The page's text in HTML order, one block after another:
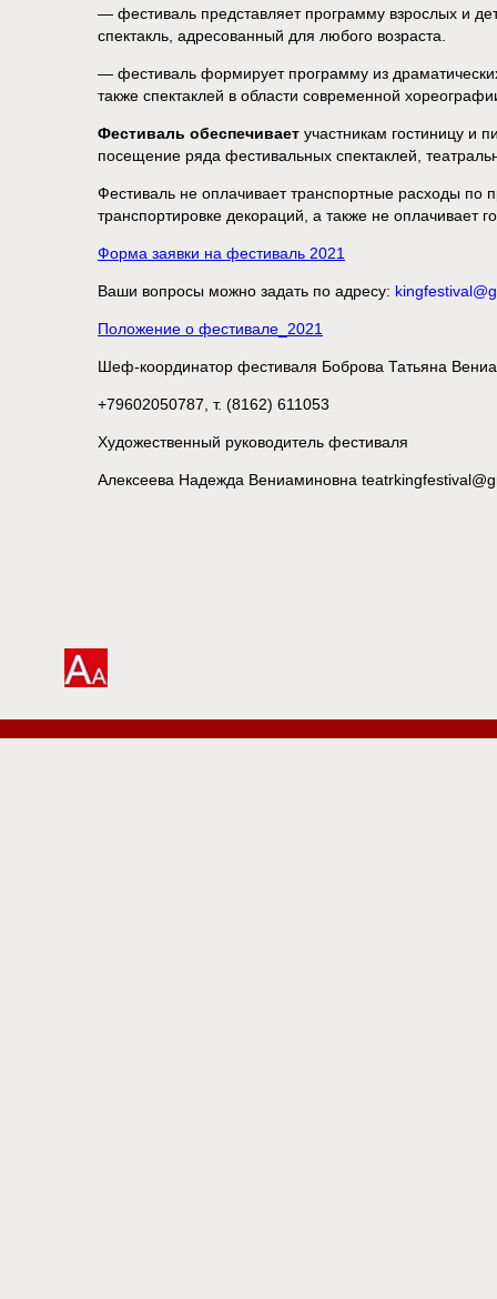
— фестиваль представляет программу взрослых и
спектакль, адресованный для любого возраста.
— фестиваль формирует программу из
также спектаклей в области современной
Фестиваль обеспечивает участникам гостиницу и
посещение ряда фестивальных спектаклей,
Фестиваль не оплачивает транспортные расходы по
транспортировке декораций, а также не оплачивает
Форма заявки на фестиваль 2021
Ваши вопросы можно задать по адресу:
Положение о фестивале_2021
Шеф-координатор фестиваля Боброва Татьяна
+79602050787, т. (8162) 611053
Художественный руководитель фестиваля
Алексеева Надежда Вениаминовна